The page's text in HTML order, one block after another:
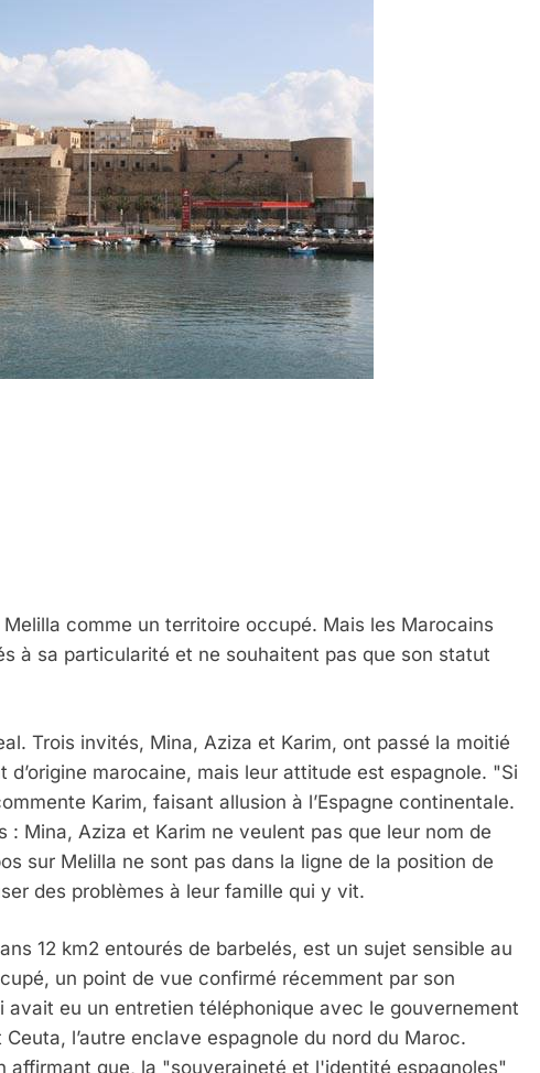
comme un territoire occupé. Mais les Marocains
à sa particularité et ne souhaitent pas que son statut
Trois invités, Mina, Aziza et Karim, ont passé la moitié
marocaine, mais leur attitude est espagnole. "Si
Karim, faisant allusion à l’Espagne continentale.
Mina, Aziza et Karim ne veulent pas que leur nom de
sur Melilla ne sont pas dans la ligne de la position de
des problèmes à leur famille qui y vit.
12 km2 entourés de barbelés, est un sujet sensible au
un point de vue confirmé récemment par son
avait eu un entretien téléphonique avec le gouvernement
l’autre enclave espagnole du nord du Maroc.
affirmant que, la "souveraineté et l'identité espagnoles"